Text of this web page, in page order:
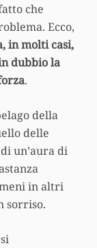
che
Ecco,
in molti casi,
dubbio la
.
della
delle
un’aura di
in altri
sorriso.